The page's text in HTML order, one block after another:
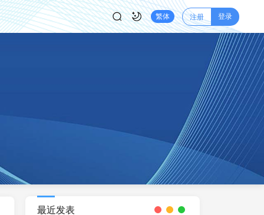
繁体 注册 登录
最近发表